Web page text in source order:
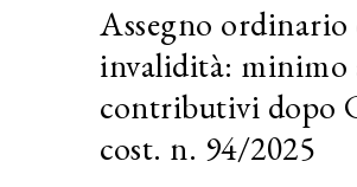
Assegno
invalidità: minimo
contributivi dopo
cost. n. 94/2025